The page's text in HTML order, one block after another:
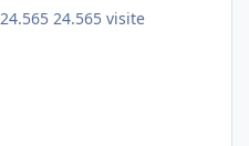
per quanto riguarda
24.565 visite